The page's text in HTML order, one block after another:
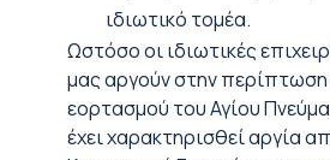
ιδιωτικό τομέα.
Ωστόσο οι ιδιωτικές
μας αργούν στην
εορτασμού του Αγίου
έχει χαρακτηρισθεί αργία